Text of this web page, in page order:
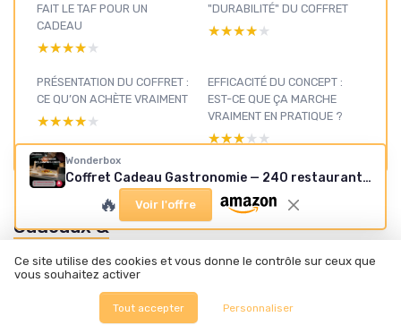
FAIT LE TAF POUR UN
CADEAU
★★★★★
★★★★★
"DURABILITÉ" DU COFFRET
★★★★★
★★★★★
PRÉSENTATION DU COFFRET :
CE QU’ON ACHÈTE VRAIMENT
★★★★★
★★★★★
EFFICACITÉ DU CONCEPT :
EST-CE QUE ÇA MARCHE
VRAIMENT EN PRATIQUE ?
★★★★★
★★★★★
Cadeaux &
voir nos
autres tests
Wonderbox
Coffret Cadeau Gastronomie — 240 restaurants étoilés
🔥 Voir l'offre
Ce site utilise des cookies et vous donne le contrôle sur ceux que
vous souhaitez activer
Tout accepter Personnaliser